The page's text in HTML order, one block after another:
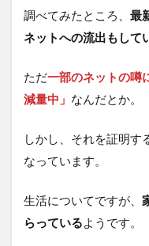
調べてみたところ、 最
ネットへの流出もして
ただ一部のネットの噂
減量中」 なんだとか。
しかし、それを証明す
なっています。
生活についてですが、
らっている ようです。